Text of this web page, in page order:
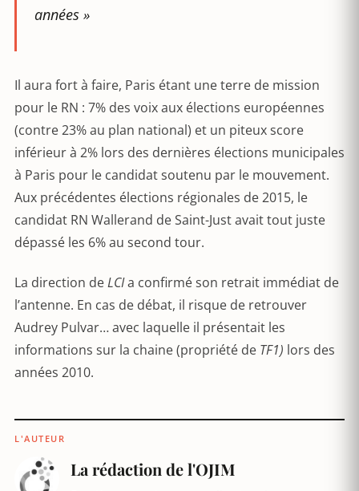
années »
Il aura fort à faire, Paris étant une terre de mission
pour le RN : 7% des voix aux élections européennes
(contre 23% au plan national) et un piteux score
inférieur à 2% lors des dernières élections municipales
à Paris pour le candidat soutenu par le mouvement.
Aux précédentes élections régionales de 2015, le
candidat RN Wallerand de Saint-Just avait tout juste
dépassé les 6% au second tour.
La direction deLCIa confirmé son retrait immédiat de
l’antenne. En cas de débat, il risque de retrouver
Audrey Pulvar… avec laquelle il présentait les
informations sur la chaine (propriété de TF1) lors des
années 2010.
L'AUTEUR
La rédaction de l'OJIM